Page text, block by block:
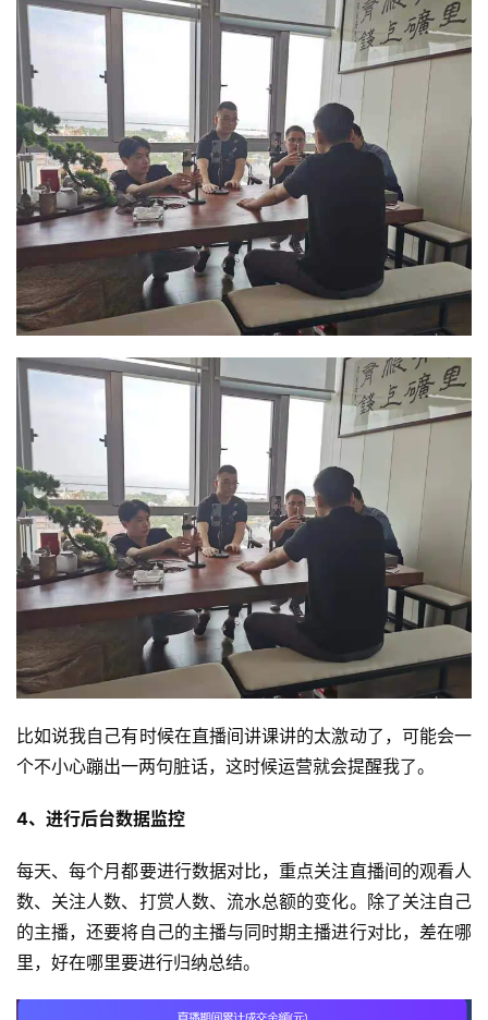
比如说我自己有时候在直播间讲课讲的太激动了，可能会一
个不小心蹦出一两句脏话，这时候运营就会提醒我了。
4、进行后台数据监控
每天、每个月都要进行数据对比，重点关注直播间的观看人
数、关注人数、打赏人数、流水总额的变化。除了关注自己
的主播，还要将自己的主播与同时期主播进行对比，差在哪
里，好在哪里要进行归纳总结。